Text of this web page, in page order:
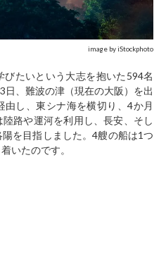
image by iStockphoto
たいという大志を抱いた594名
、難波の津（現在の大阪）を出
し、東シナ海を横切り、4か月
路や運河を利用し、長安、そし
を目指しました。4艘の船は1つ
いたのです。